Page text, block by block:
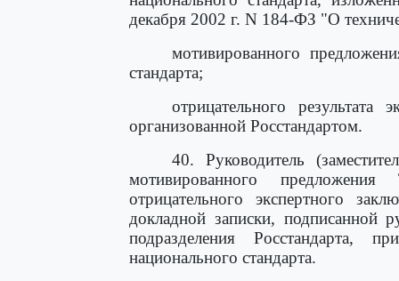
декабря 2002 г. N 184-ФЗ "О
мотивированного
стандарта;
отрицательного результата
организованной Росстандартом.
40. Руководитель
мотивированного
отрицательного экспертного
докладной записки, подписанной
подразделения Росстандарта,
национального стандарта.